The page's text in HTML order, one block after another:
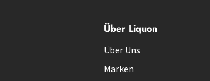
Über Liquon
Über Uns
Marken